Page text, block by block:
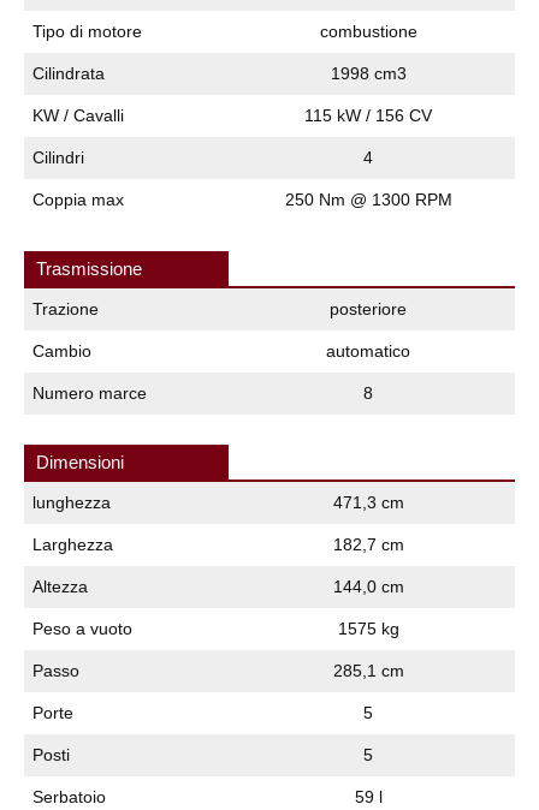
Tipo di motore combustione
Cilindrata 1998 cm3
KW / Cavalli 115 kW / 156 CV
Cilindri 4
Coppia max 250 Nm @ 1300 RPM
Trasmissione
Trazione posteriore
Cambio automatico
Numero marce 8
Dimensioni
lunghezza 471,3 cm
Larghezza 182,7 cm
Altezza 144,0 cm
Peso a vuoto 1575 kg
Passo 285,1 cm
Porte 5
Posti 5
Serbatoio 59 l